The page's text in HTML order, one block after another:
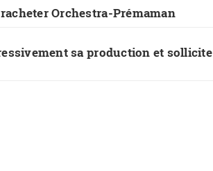
Orchestra-Prémaman
sa production et sollicite